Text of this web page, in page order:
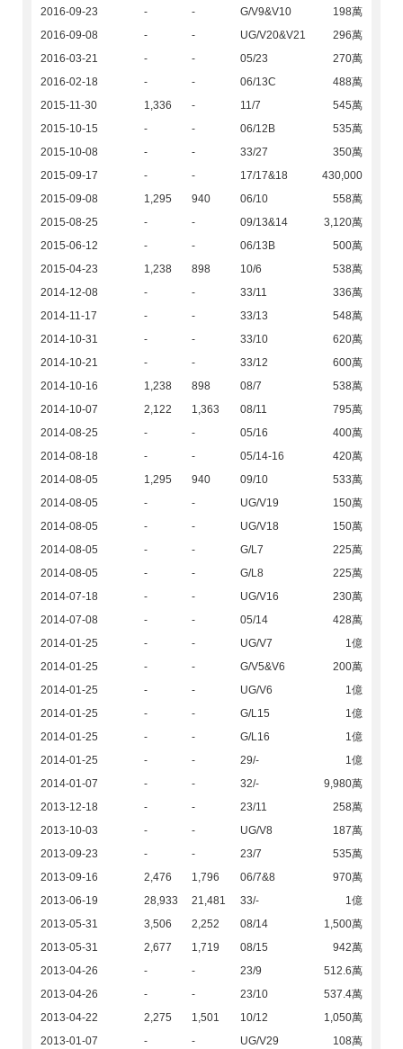
2016-09-23 - - G/V9&V10
198萬
2016-09-08
- - UG/V20&V21
296萬
2016-03-21
- - 05/23
270萬
2016-02-18
- - 06/13C
488萬
2015-11-30
1,336 - 11/7
545萬
2015-10-15
- - 06/12B
535萬
2015-10-08
- - 33/27
350萬
2015-09-17
- - 17/17&18
430,000
2015-09-08
1,295 940 06/10
558萬
2015-08-25
- - 09/13&14
3,120萬
2015-06-12
- - 06/13B
500萬
2015-04-23
1,238 898 10/6
538萬
2014-12-08
- - 33/11
336萬
2014-11-17
- - 33/13
548萬
2014-10-31
- - 33/10
620萬
2014-10-21
- - 33/12
600萬
2014-10-16
1,238 898 08/7
538萬
2014-10-07
2,122 1,363 08/11
795萬
2014-08-25
- - 05/16
400萬
2014-08-18
- - 05/14-16
420萬
2014-08-05
1,295 940 09/10
533萬
2014-08-05
- - UG/V19
150萬
2014-08-05
- - UG/V18
150萬
2014-08-05
- - G/L7
225萬
2014-08-05
- - G/L8
225萬
2014-07-18
- - UG/V16
230萬
2014-07-08
- - 05/14
428萬
2014-01-25
- - UG/V7
1億
2014-01-25
- - G/V5&V6
200萬
2014-01-25
- - UG/V6
1億
2014-01-25
- - G/L15
1億
2014-01-25
- - G/L16
1億
2014-01-25
- - 29/-
1億
2014-01-07
- - 32/-
9,980萬
2013-12-18
- - 23/11
258萬
2013-10-03
- - UG/V8
187萬
2013-09-23
- - 23/7
535萬
2013-09-16
2,476 1,796 06/7&8
970萬
2013-06-19
28,933 21,481 33/-
1億
2013-05-31
3,506 2,252 08/14
1,500萬
2013-05-31
2,677 1,719 08/15
942萬
2013-04-26
- - 23/9
512.6萬
2013-04-26
- - 23/10
537.4萬
2013-04-22
2,275 1,501 10/12
1,050萬
2013-01-07
- - UG/V29
108萬